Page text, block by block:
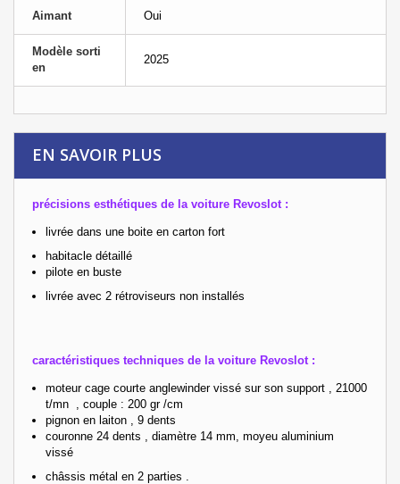
Aimant Oui
Modèle sorti
en
2025
EN SAVOIR PLUS
précisions esthétiques de la voiture Revoslot :
livrée dans une boite en carton fort
habitacle détaillé
pilote en buste
livrée avec 2 rétroviseurs non installés
caractéristiques techniques de la voiture Revoslot :
moteur cage courte anglewinder vissé sur son support , 21000
t/mn , couple : 200 gr /cm
pignon en laiton , 9 dents
couronne 24 dents , diamètre 14 mm, moyeu aluminium
vissé
châssis métal en 2 parties .